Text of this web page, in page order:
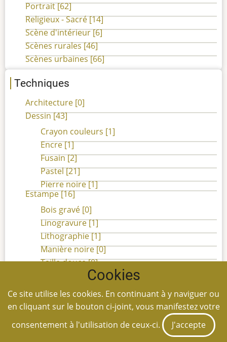
Portrait[62]
Religieux - Sacré[14]
Scène d'intérieur[6]
Scènes rurales[46]
Scènes urbaines[66]
Techniques
Architecture [0]
Dessin[43]
Crayon couleurs [1]
Encre[1]
Fusain[2]
Pastel[21]
Pierre noire[1]
Estampe[16]
Bois gravé [0]
Linogravure[1]
Lithographie[1]
Manière noire[0]
Taille douce[0]
Acrylique
Aquarelle[98]
Cookies
Ce site utilise les cookies. En continuant à y naviguer ou
en cliquant sur le bouton ci-joint, vous manifestez votre
consentement à l'utilisation de ceux-ci.
J'accepte